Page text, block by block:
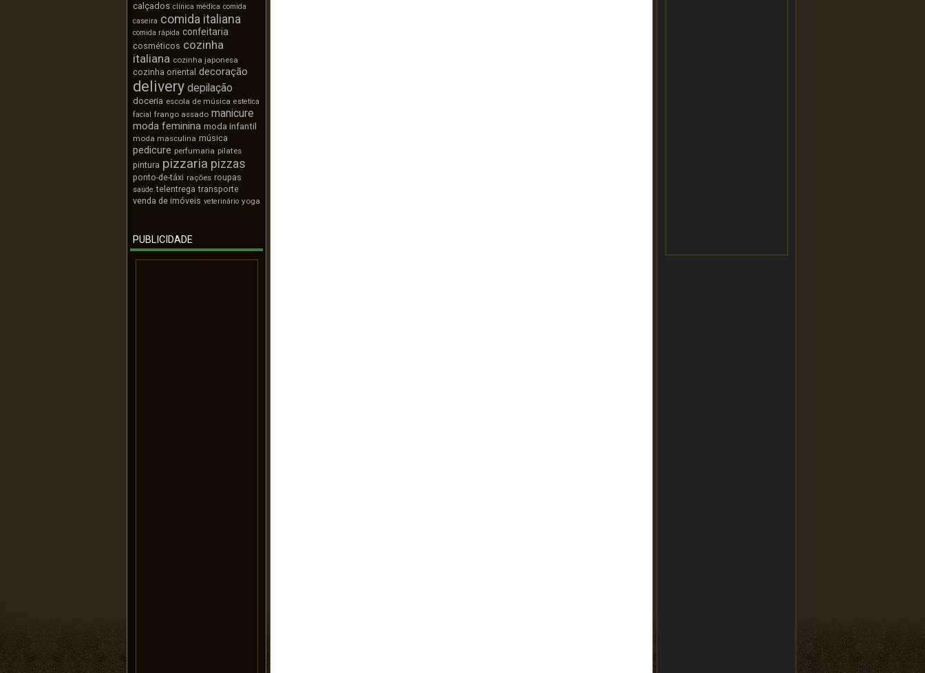
calçados clínica médica comida
caseira comida italiana
comida rápida confeitaria
cosméticos cozinha
italiana cozinha japonesa
cozinha oriental decoração
delivery depilação
doceria escola de música estetica
facial frango assado manicure
moda feminina moda infantil
moda masculina música
pedicure perfumaria pilates
pintura pizzaria pizzas
ponto-de-táxi rações roupas
saúde telentrega transporte
venda de imóveis veterinário yoga
PUBLICIDADE